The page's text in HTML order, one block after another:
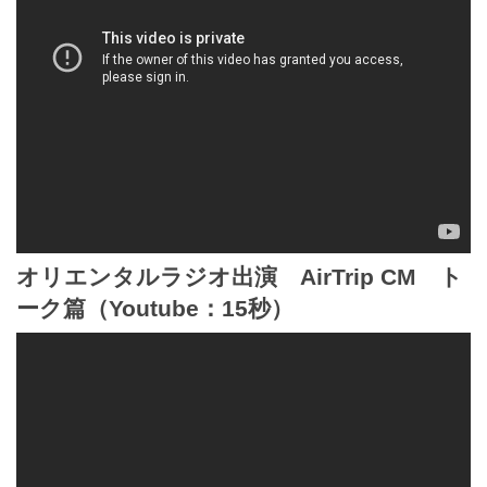
オリエンタルラジオ出演 AirTrip CM ト
ーク篇（Youtube：15秒）